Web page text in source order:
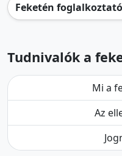
Feketén
Tudnivalók a
Mi a
Az